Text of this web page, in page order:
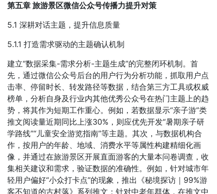
第五章 旅游景区微信公众号传播力提升对策
5.1 深耕对话主题，提升信息质量
5.1.1 打造需求驱动的主题确认机制
建立“数据采集-需求分析-主题生成”的完整闭环机制。首
先，通过微信公众号后台的用户行为分析功能，抓取用户点
击率、停留时长、转发路径等数据，结合第三方工具或权威
榜单，分析自身及行业内其他优秀公众号在热门主题上的趋
势，将其作为短期工作重心。例如，若数据显示“亲子游”类
推文阅读量近期同比上涨30%，则应优先开发“暑期亲子研
学路线”“儿童安全游览指南”等主题。其次，与数据机构合
作，按用户的年龄、地域、消费水平等属性构建精细化画
像，并通过在旅游景区开展直面游客的大量本问卷调查，收
集相关建议和需求，验证数据的准确性。例如，针对城市年
轻用户偏好“小众打卡点”的现象，推出《秘境探访｜99%游
客不知道的古村落》系列推文；针对中老年群体，在推文中